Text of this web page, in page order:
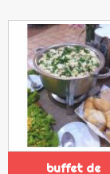
buffet de